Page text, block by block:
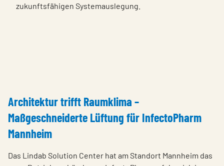
zukunftsfähigen Systemauslegung.
Architektur trifft Raumklima –
Maßgeschneiderte Lüftung für InfectoPharm
Mannheim
Das Lindab Solution Center hat am Standort Mannheim das